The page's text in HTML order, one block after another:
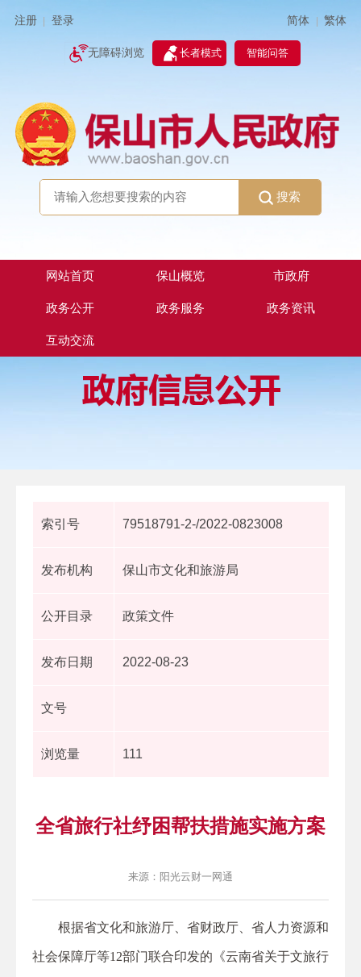
注册 登录 简体 | 繁体
无障碍浏览 长者模式 智能问答
搜索
网站首页 保山概览 市政府
政务公开 政务服务 政务资讯
互动交流
索引号 79518791-2-/2022-0823008
发布机构 保山市文化和旅游局
公开目录 政策文件
发布日期 2022-08-23
文号
浏览量 111
全省旅行社纾困帮扶措施实施方案
来源：阳光云财一网通
根据省文化和旅游厅、省财政厅、省人力资源和
社会保障厅等12部门联合印发的《云南省关于文旅行